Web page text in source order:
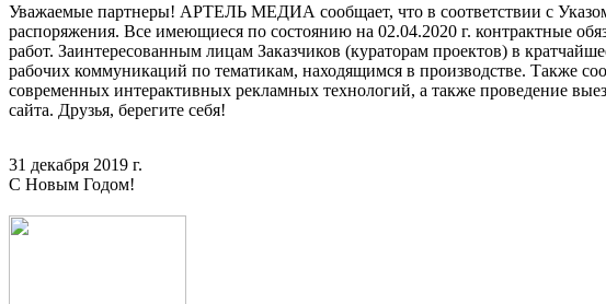
Уважаемые партнеры! АРТЕЛЬ МЕДИА сообщает, что в соответствии с
распоряжения. Все имеющиеся по состоянию на 02.04.2020 г. контрактные
работ. Заинтересованным лицам Заказчиков (кураторам проектов) в
рабочих коммуникаций по тематикам, находящимся в производстве. Также
современных интерактивных рекламных технологий, а также проведение
сайта. Друзья, берегите себя!
31 декабря 2019 г.
С Новым Годом!